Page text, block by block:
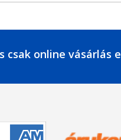
csak online vásárlás